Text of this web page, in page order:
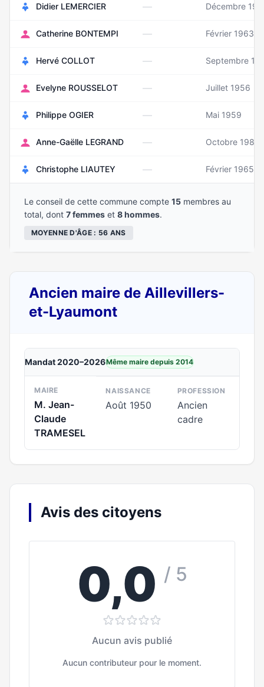
Didier LEMERCIER — Décembre
Catherine BONTEMPI — Février 1963
Hervé COLLOT — Septembre
Evelyne ROUSSELOT — Juillet 1956
Philippe OGIER — Mai 1959
Anne-Gaëlle LEGRAND — Octobre 1987
Christophe LIAUTEY — Février 1965
Le conseil de cette commune compte 15 membres au
total, dont 7 femmes et 8 hommes.
MOYENNE D'ÂGE : 56 ANS
Ancien maire de Aillevillers-
et-Lyaumont
Mandat 2020–2026Même maire depuis 2014
MAIRE
M. Jean-
Claude
TRAMESEL
NAISSANCE
Août 1950
PROFESSION
Ancien
cadre
Avis des citoyens
0,0 / 5
Aucun avis publié
Aucun contributeur pour le moment.